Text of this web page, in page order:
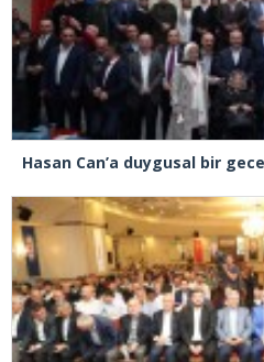
Hasan Can’a duygusal bir gece